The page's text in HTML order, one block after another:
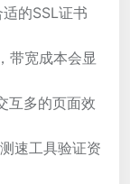
的SSL证书
带宽成本会显
互多的页面效
速工具验证资